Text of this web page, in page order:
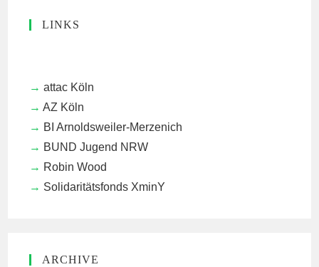
LINKS
attac Köln
AZ Köln
BI Arnoldsweiler-Merzenich
BUND Jugend NRW
Robin Wood
Solidaritätsfonds XminY
ARCHIVE